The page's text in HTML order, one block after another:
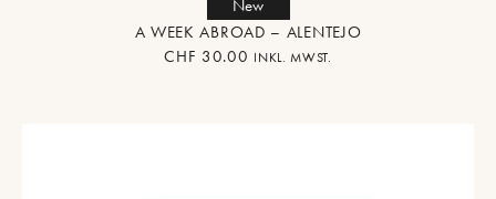
New
A WEEK ABROAD – ALENTEJO
CHF 30.00 INKL. MWST.